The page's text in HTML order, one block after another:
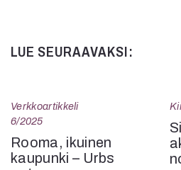
LUE SEURAAVAKSI:
Verkkoartikkeli
6/2025
Rooma, ikuinen
kaupunki – Urbs